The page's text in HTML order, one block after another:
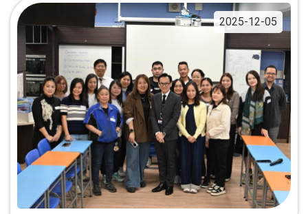
2025-12-05